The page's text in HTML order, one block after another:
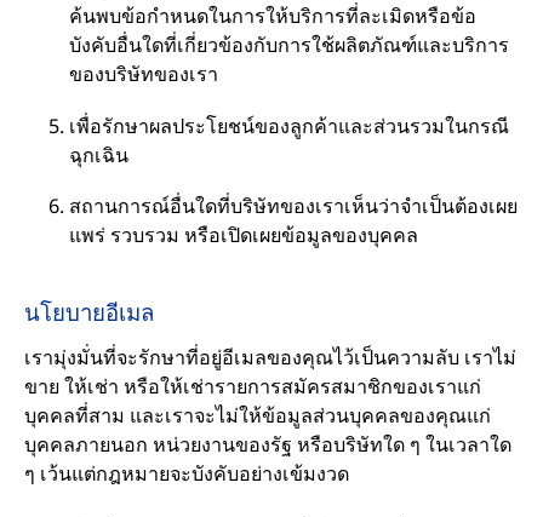
ค้นพบข้อกำหนดในการให้บริการที่ละเมิดหรือข้อ
บังคับอื่นใดที่เกี่ยวข้องกับการใช้ผลิตภัณฑ์และบริการ
ของบริษัทของเรา
เพื่อรักษาผลประโยชน์ของลูกค้าและส่วนรวมในกรณี
ฉุกเฉิน
สถานการณ์อื่นใดที่บริษัทของเราเห็นว่าจำเป็นต้องเผย
แพร่ รวบรวม หรือเปิดเผยข้อมูลของบุคคล
นโยบายอีเมล
เรามุ่งมั่นที่จะรักษาที่อยู่อีเมลของคุณไว้เป็นความลับ เราไม่
ขาย ให้เช่า หรือให้เช่ารายการสมัครสมาชิกของเราแก่
บุคคลที่สาม และเราจะไม่ให้ข้อมูลส่วนบุคคลของคุณแก่
บุคคลภายนอก หน่วยงานของรัฐ หรือบริษัทใด ๆ ในเวลาใด
ๆ เว้นแต่กฎหมายจะบังคับอย่างเข้มงวด